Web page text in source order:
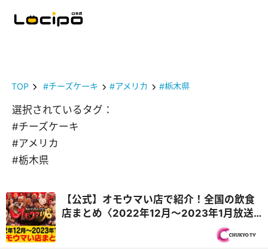
TOP #チーズケーキ #アメリカ #栃木県
選択されているタグ：
#チーズケーキ
#アメリカ
#栃木県
【公式】オモウマい店で紹介！全国の飲食
店まとめ〈2022年12月〜2023年1月放送